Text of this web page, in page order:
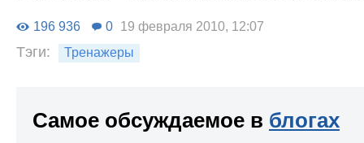
196 936 0 19 февраля 2010, 12:07
Тэги: Тренажеры
Самое обсуждаемое в блогах